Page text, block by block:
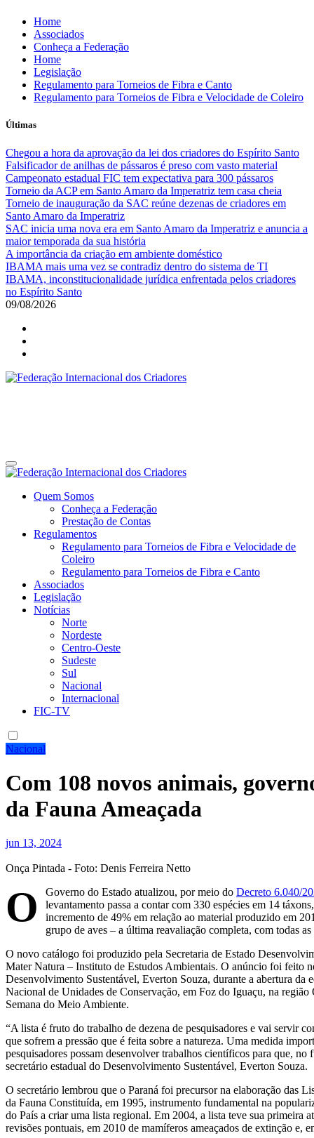
Skip
content
Home
Associados
Conheça a Federação
Home
Legislação
Regulamento para Torneios de Fibra e Canto
Regulamento para Torneios de Fibra e Velocidade de Coleiro
Últimas
Chegou a hora da aprovação da lei dos criadores do Espírito Santo
Falsificador de anilhas de pássaros é preso com vasto material
Campeonato estadual FIC tem expectativa para 300 pássaros
Torneio da ACP em Santo Amaro da Imperatriz tem casa cheia
Torneio de inauguração da SAC reúne dezenas de criadores em
Santo Amaro da Imperatriz
SAC inicia uma nova era em Santo Amaro da Imperatriz e anuncia a
maior temporada da sua história
A importância da criação em ambiente doméstico
IBAMA mais uma vez se contradiz dentro do sistema de TI
IBAMA, inconstitucionalidade jurídica enfrentada pelos criadores
no Espírito Santo
09/08/2026
Site da Federação Internacional dos Criadores de Pássaros
Quem Somos
Conheça a Federação
Prestação de Contas
Regulamentos
Regulamento para Torneios de Fibra e Velocidade de
Coleiro
Regulamento para Torneios de Fibra e Canto
Associados
Legislação
Notícias
Norte
Nordeste
Centro-Oeste
Sudeste
Sul
Nacional
Internacional
FIC-TV
Nacional
Com 108 novos animais,
da Fauna Ameaçada
jun 13, 2024
Onça Pintada - Foto: Denis Ferreira Netto
O Governo do Estado atualizou, por meio do Decreto 6.040/
levantamento passa a contar com 330 espécies em 14
incremento de 49% em relação ao material produzido em
grupo de aves – a última reavaliação completa, com todas
O novo catálogo foi produzido pela Secretaria de Estado
Mater Natura – Instituto de Estudos Ambientais. O anúncio foi feito
Desenvolvimento Sustentável, Everton Souza, durante a abertura da
Nacional de Unidades de Conservação, em Foz do Iguaçu, na
Semana do Meio Ambiente.
“A lista é fruto do trabalho de dezena de pesquisadores e vai servir
que sofrem a pressão que é feita sobre a natureza. Uma medida
pesquisadores possam desenvolver trabalhos científicos para que,
secretário estadual do Desenvolvimento Sustentável, Everton Souza.
O secretário lembrou que o Paraná foi precursor na elaboração das
da Fauna Constituída, em 1995, instrumento fundamental na
do País a criar uma lista regional. Em 2004, a lista teve sua primeira
revisões pontuais, em 2010 de mamíferos ameaçados de extinção e,